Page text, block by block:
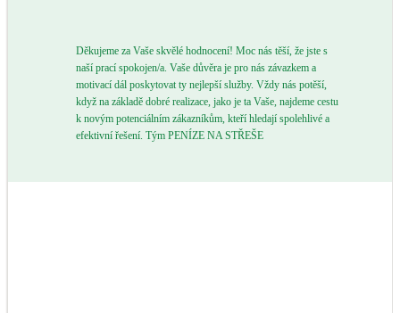
Větrné elektrárny NEW
Malé i velké turbíny
Děkujeme za Vaše skvělé hodnocení! Moc nás těší, že jste s
naší prací spokojen/a. Vaše důvěra je pro nás závazkem a
motivací dál poskytovat ty nejlepší služby. Vždy nás potěší,
když na základě dobré realizace, jako je ta Vaše, najdeme cestu
k novým potenciálním zákazníkům, kteří hledají spolehlivé a
efektivní řešení. Tým PENÍZE NA STŘEŠE